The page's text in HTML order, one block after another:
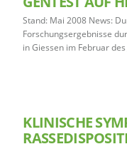
Stand: Mai 2008 News:
Forschungsergebnisse
in Giessen im Februar
KLINISCHE